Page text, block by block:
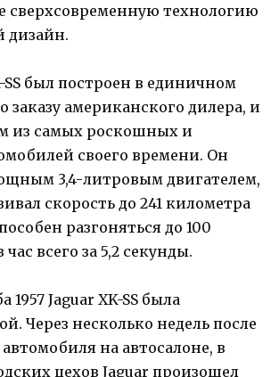
сверхсовременную технологию
дизайн.
SS был построен в единичном
заказу американского дилера, и
из самых роскошных и
своего времени. Он
3,4-литровым двигателем,
скорость до 241 километра
разгоняться до 100
всего за 5,2 секунды.
1957 Jaguar XK-SS была
Через несколько недель после
на автосалоне, в
цехов Jaguar произошел